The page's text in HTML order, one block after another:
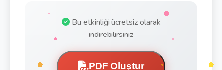
Bu etkinliği ücretsiz olarak
indirebilirsiniz
PDF Oluştur